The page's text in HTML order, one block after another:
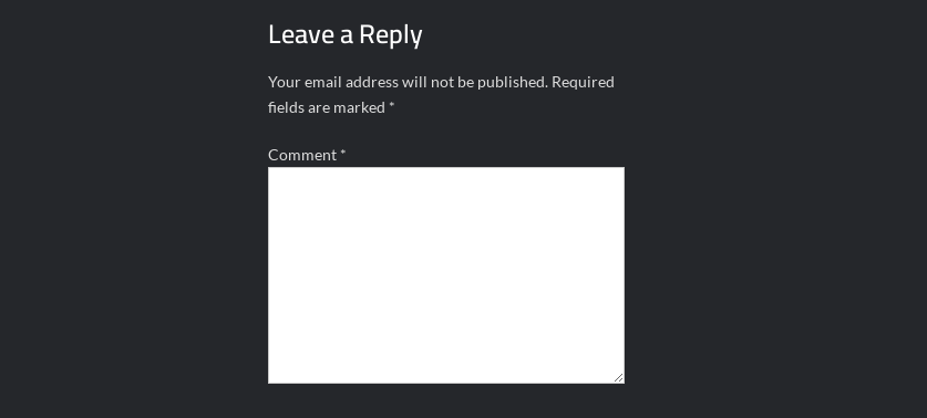
Leave a Reply
Your email address will not be published. Required
fields are marked *
Comment *